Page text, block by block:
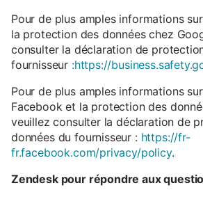
Pour de plus amples informations
la protection des données chez
consulter la déclaration de
fournisseur :https://
Pour de plus amples informations
Facebook et la protection des
veuillez consulter la déclaration de
données du fournisseur : https://fr-
fr.facebook.com/privacy/policy.
Zendesk pour répondre aux